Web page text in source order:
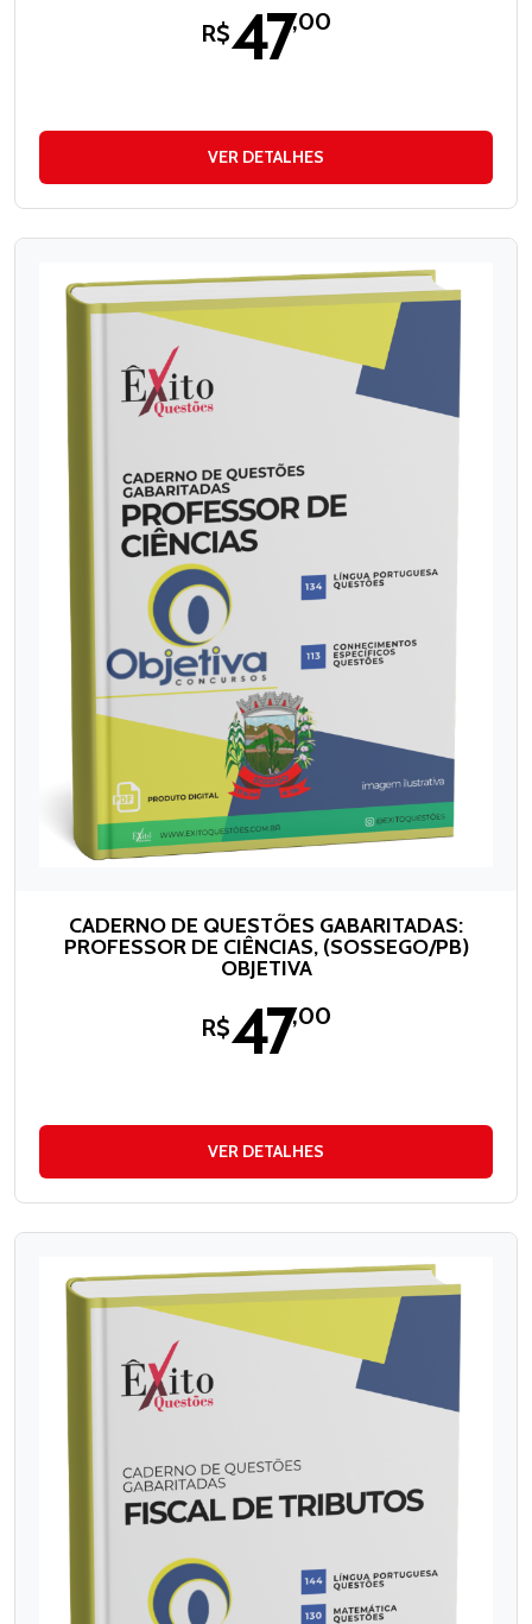
R$47,00
VER DETALHES
CADERNO DE QUESTÕES GABARITADAS:
PROFESSOR DE CIÊNCIAS, (SOSSEGO/PB)
OBJETIVA
R$47,00
VER DETALHES